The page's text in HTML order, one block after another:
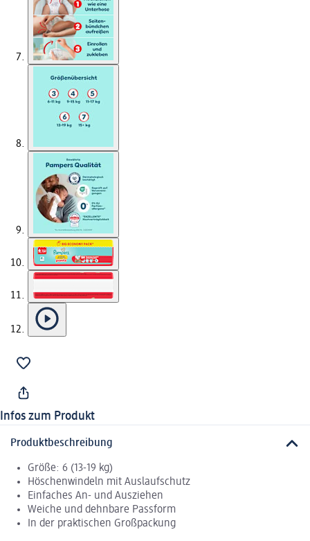
Infos zum Produkt
Produktbeschreibung
Größe: 6 (13-19 kg)
Höschenwindeln mit Auslaufschutz
Einfaches An- und Ausziehen
Weiche und dehnbare Passform
In der praktischen Großpackung